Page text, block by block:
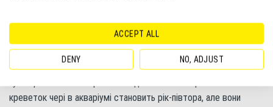
черрі. Молоді особини скоріш за все будуть з’їдені в
загальному акваріумі, що частково компенсується високою
плодючістю креветок, а також їх здатністю ховатися у грунті
та рослинах. Тому для комфортного життя цих членистоногих
креветок чері в акваріумі становить рік-півтора, але вони
ACCEPT ALL
DENY NO, ADJUST